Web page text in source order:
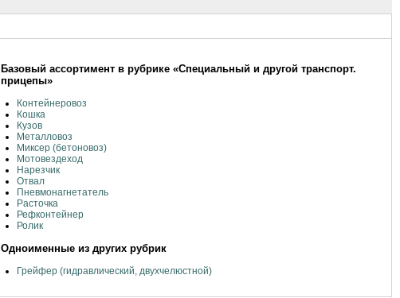
Базовый ассортимент в рубрике «Специальный и другой транспорт.
прицепы»
Контейнеровоз
Кошка
Кузов
Металловоз
Миксер (бетоновоз)
Мотовездеход
Нарезчик
Отвал
Пневмонагнетатель
Расточка
Рефконтейнер
Ролик
Одноименные из других рубрик
Грейфер (гидравлический, двухчелюстной)